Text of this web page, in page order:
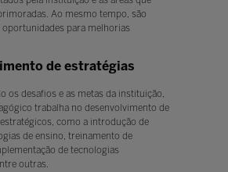
Ao mesmo tempo, são
oportunidades para melhorias
de estratégias
os desafios e as metas da instituição,
trabalha no desenvolvimento de
como a introdução de
de ensino, treinamento de
de tecnologias
outras.